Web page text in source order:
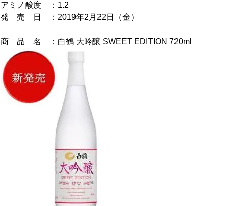
アミノ酸度 ：1.2
発 売 日 ：2019年2月22日（金）
商 品 名 ：白鶴 大吟醸 SWEET EDITION 720ml